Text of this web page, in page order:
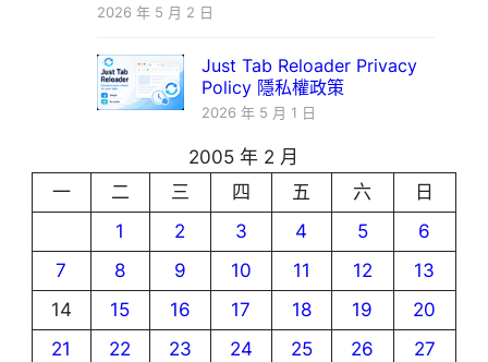
2026 年 5 月 2 日
Just Tab Reloader Privacy
Policy 隱私權政策
2026 年 5 月 1 日
2005 年 2 月
一
二 三 四 五 六
日
1
2 3 4 5
6
7
8 9 10 11 12
13
14
15 16 17 18 19
20
21
22 23 24 25 26
27